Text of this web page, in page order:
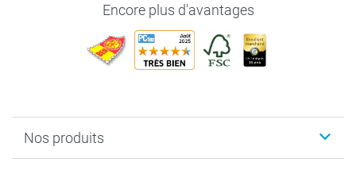
Encore plus d'avantages
Nos produits